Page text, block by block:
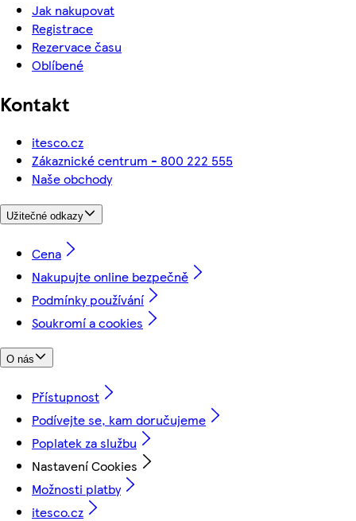
Jak nakupovat
Registrace
Rezervace času
Oblíbené
Kontakt
itesco.cz
Zákaznické centrum - 800 222 555
Naše obchody
Užitečné odkazy
Cena
Nakupujte online bezpečně
Podmínky používání
Soukromí a cookies
O nás
Přístupnost
Podívejte se, kam doručujeme
Poplatek za službu
Nastavení Cookies
Možnosti platby
itesco.cz